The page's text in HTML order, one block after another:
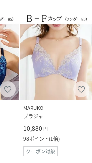
MARUKO
ブラジャー
10,880 円
98ポイント(1倍)
クーポン対象